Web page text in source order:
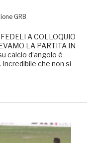
GRB
A COLLOQUIO
LA PARTITA IN
calcio d’angolo è
che non si